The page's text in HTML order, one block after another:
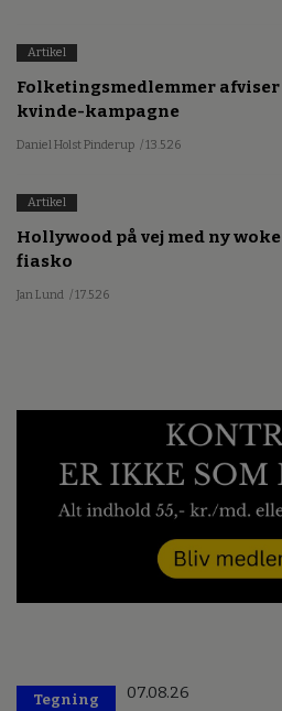
Artikel
Folketingsmedlemmer afviser
kvinde-kampagne
Daniel Holst Pinderup / 13.5.26
Artikel
Hollywood på vej med ny woke
fiasko
Jan Lund / 17.5.26
Tegning 07.08.26